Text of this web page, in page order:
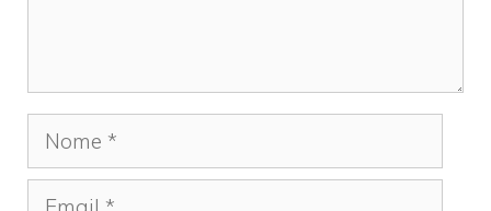
Nome
Email